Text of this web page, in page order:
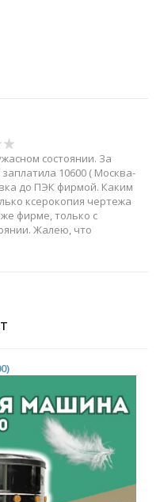
состоянии. За
10600 ( Москва-
до ПЭК фирмой. Каким
ксерокопия чертежа
фирме, только с
Жалею, что